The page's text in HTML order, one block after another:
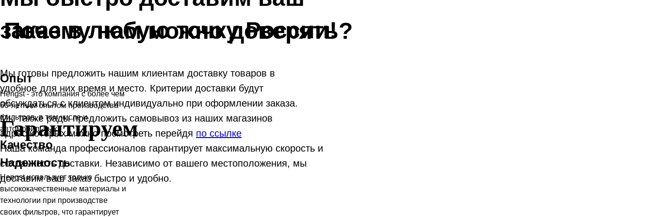
заказ в любую точку России!
Мы готовы предложить нашим клиентам доставку товаров в
удобное для них время и место. Критерии доставки будут
обсуждаться с клиентом индивидуально при оформлении заказа.
Мы также рады предложить самовывоз из наших магазинов
адрес которых можно посмотреть перейдя по ссылке
Наша команда профессионалов гарантирует максимальную скорость и
сохранность доставки. Независимо от вашего местоположения, мы
доставим ваш заказ быстро и удобно.
Почему нам можно доверять?
Опыт
Hengst - это компания с более чем
60-летним опытом производства
фильтров, в том числе и
автомобильных.
Качество
Надежность
Hengst использует только
высококачественные материалы и
технологии при производстве
своих фильтров, что гарантирует
Гарантируем